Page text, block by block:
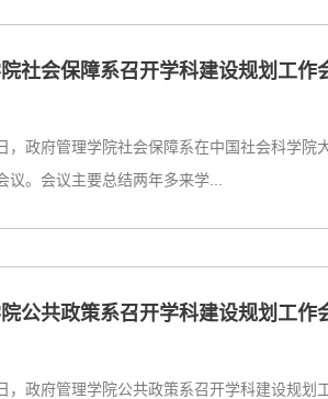
社会保障系召开学科建设规划工作
，政府管理学院社会保障系在中国社会科学院
议。会议主要总结两年多来学...
公共政策系召开学科建设规划工作
，政府管理学院公共政策系召开学科建设规划